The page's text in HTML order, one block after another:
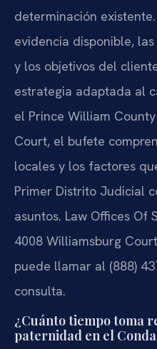
determinación
evidencia disponible,
y los objetivos del
estrategia adaptada al
el Prince William
Court, el bufete
locales y los factores
Primer Distrito Judicial
asuntos. Law Offices Of
4008 Williamsburg
puede llamar al (888)
consulta.
¿Cuánto tiempo toma
paternidad en el